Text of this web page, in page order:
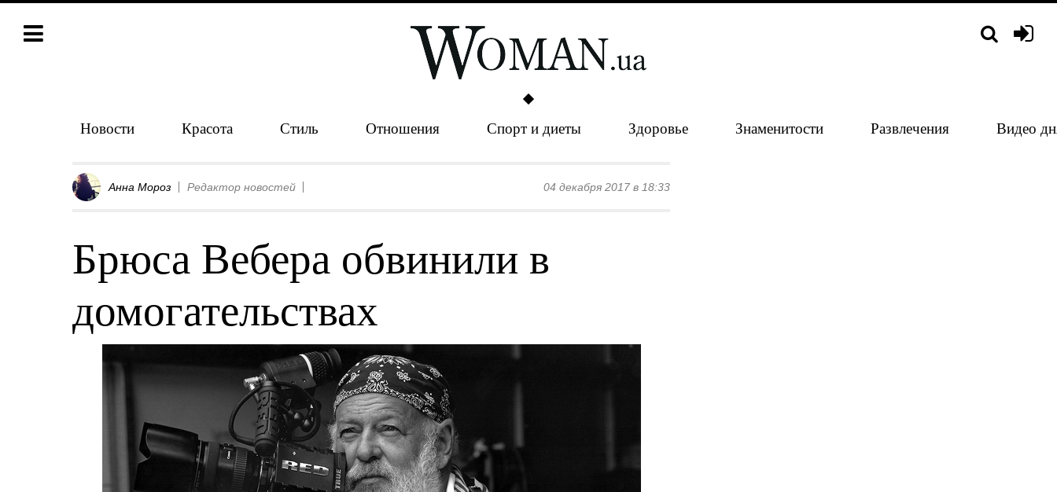
Новости Красота Стиль Отношения Спорт и диеты Здоровье Знаменитости Развлечения Видео
Анна Мороз Редактор новостей 04 декабря 2017 в 18:33
Брюса Вебера обвинили в
домогательствах